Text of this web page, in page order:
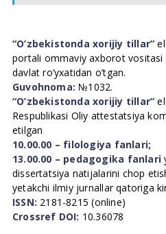
“O’zbekistonda xorijiy tillar”
portali ommaviy axborot vositasi
davlat ro’yxatidan o’tgan.
Guvohnoma: №1032.
“O’zbekistonda xorijiy tillar”
Respublikasi Oliy attestatsiya
etilgan
10.00.00 – filologiya fanlari;
13.00.00 – pedagogika fanlari
dissertatsiya natijalarini chop
yetakchi ilmiy jurnallar qatoriga
ISSN: 2181-8215 (online)
Crossref DOI: 10.36078